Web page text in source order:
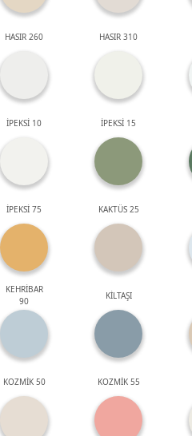
HASIR 260 HASIR 310
İPEKSİ 10 İPEKSİ 15
İPEKSİ 75 KAKTÜS 25
KEHRİBAR
90
KİLTAŞI
KOZMİK 50 KOZMİK 55